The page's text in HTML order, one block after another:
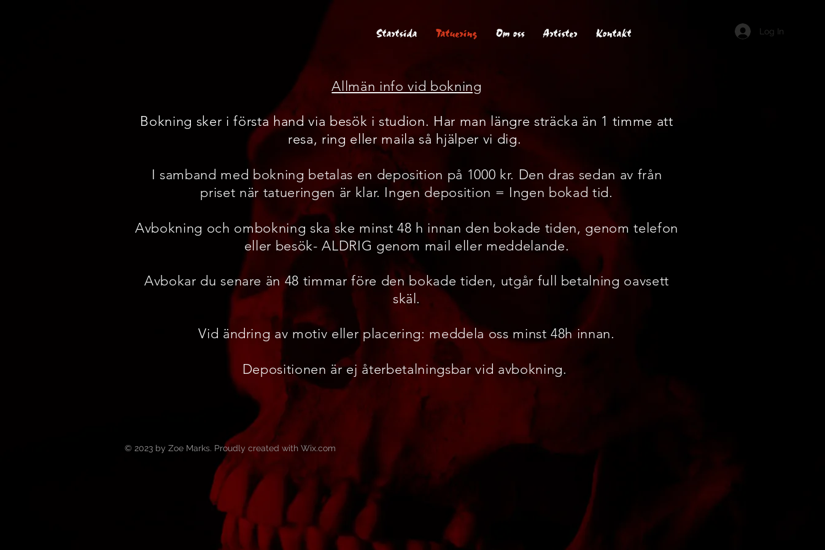
Startsida Tatuering Om oss Artister Kontakt Log In
Allmän info vid bokning
Bokning sker i första hand via besök i studion. Har man längre sträcka än 1 timme att
resa, ring eller maila så hjälper vi dig.
I samband med bokning betalas en deposition på 1000 kr. Den dras sedan av från
priset när tatueringen är klar. Ingen deposition = Ingen bokad tid.
Avbokning och ombokning ska ske minst 48 h innan den bokade tiden, genom telefon
eller besök- ALDRIG genom mail eller meddelande.
Avbokar du senare än 48 timmar före den bokade tiden, utgår full betalning oavsett
skäl.
Vid ändring av motiv eller placering: meddela oss minst 48h innan.
Depositionen är ej återbetalningsbar vid avbokning.
© 2023 by Zoe Marks. Proudly created with Wix.com